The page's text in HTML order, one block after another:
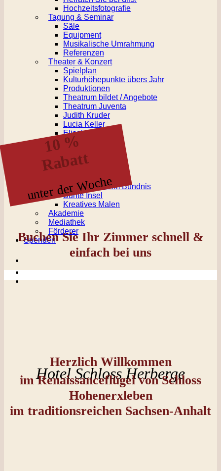
Hochzeitsfotografie
Tagung & Seminar
Säle
Equipment
Musikalische Umrahmung
Referenzen
Theater & Konzert
Spielplan
Kulturhöhepunkte übers Jahr
Produktionen
Theatrum bildet / Angebote
Theatrum Juventa
Judith Kruder
Lucia Keller
Elisabeth Haug
offenes Atelier
Kinderkurse
Kindergeburtstage
Malseminare
Nikoline F. Kruse
Archiv: Kunst im Bündnis
Bunte Insel
Kreatives Malen
Akademie
Mediathek
Förderer
Spenden
10 %
Rabatt
unter der Woche
Buchen Sie Ihr Zimmer schnell &
einfach bei uns
Herzlich Willkommen
Hotel Schloss Herberge
im Renaissanceflügel von Schloss
Hohenerxleben
im traditionsreichen Sachsen-Anhalt